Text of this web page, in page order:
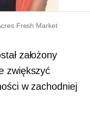
Fresh Market
założony
zwiększyć
w zachodniej